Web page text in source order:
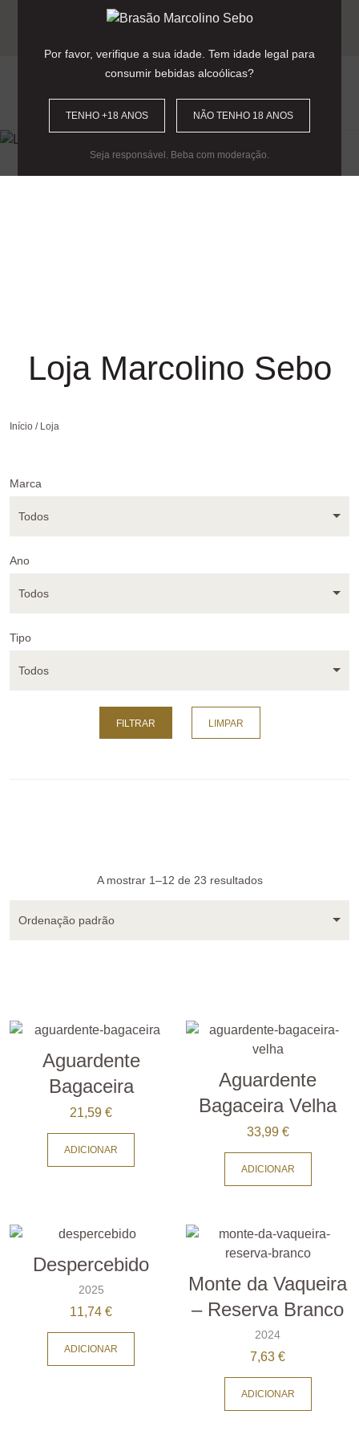
Por favor, verifique a sua idade. Tem idade legal para
consumir bebidas alcoólicas?
TENHO +18 ANOS NÃO TENHO 18 ANOS
Seja responsável. Beba com moderação.
Loja Marcolino Sebo
Início / Loja
Marca
Todos
Ano
Todos
Tipo
Todos
FILTRAR LIMPAR
A mostrar 1–12 de 23 resultados
Ordenação padrão
Aguardente
Bagaceira
21,59€
ADICIONAR
Aguardente
Bagaceira Velha
33,99 €
ADICIONAR
Despercebido
2025
11,74€
ADICIONAR
Monte da Vaqueira
– Reserva Branco
2024
7,63€
ADICIONAR